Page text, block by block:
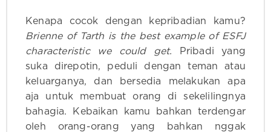
Kenapa cocok dengan kepribadian kamu?
Brienne of Tarth is the best example of ESFJ
characteristic we could get. Pribadi yang
suka direpotin, peduli dengan teman atau
keluarganya, dan bersedia melakukan apa
aja untuk membuat orang di sekelilingnya
bahagia. Kebaikan kamu bahkan terdengar
oleh orang-orang yang bahkan nggak